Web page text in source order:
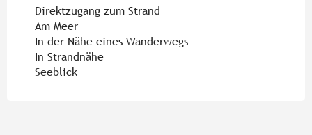
Direktzugang zum Strand
Am Meer
In der Nähe eines Wanderwegs
In Strandnähe
Seeblick